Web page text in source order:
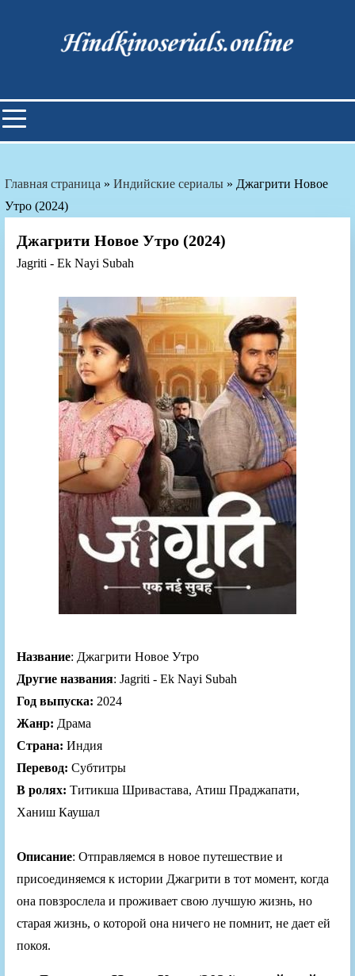
Индийские фильмы смотреть
онлайн
Главная страница » Индийские сериалы » Джагрити Новое
Утро (2024)
Джагрити Новое Утро (2024)
Jagriti - Ek Nayi Subah
Название: Джагрити Новое Утро
Другие названия: Jagriti - Ek Nayi Subah
Год выпуска: 2024
Жанр: Драма
Страна: Индия
Перевод: Субтитры
В ролях: Титикша Шривастава, Атиш Праджапати,
Ханиш Каушал
Описание: Отправляемся в новое путешествие и
присоединяемся к истории Джагрити в тот момент, когда
она повзрослела и проживает свою лучшую жизнь, но
старая жизнь, о которой она ничего не помнит, не дает ей
покоя.